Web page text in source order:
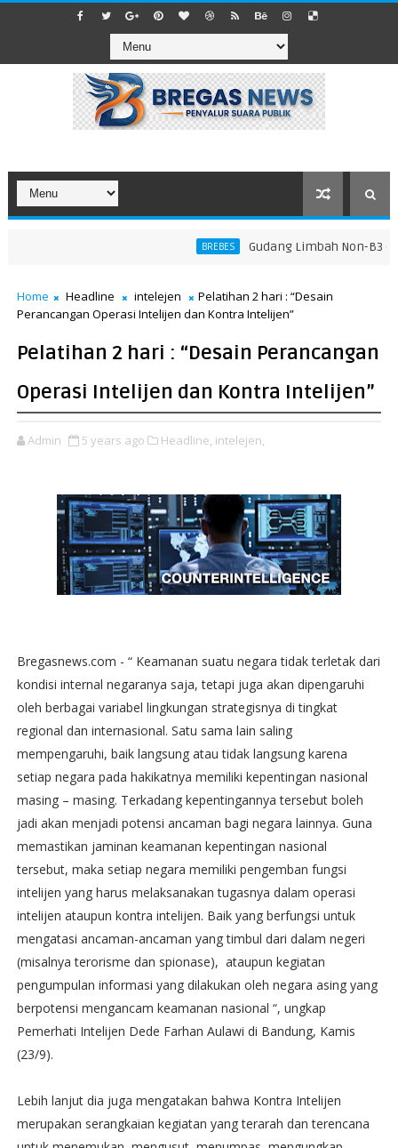
BREBES ​Gudang Limbah Non-B3 di
Home Headline intelejen
Pelatihan 2 hari : “Desain
Perancangan Operasi Intelijen dan Kontra Intelijen”
Pelatihan 2 hari : “Desain Perancangan
Operasi Intelijen dan Kontra Intelijen”
Admin 5 years ago Headline, intelejen,
Bregasnews.com - “ Keamanan suatu negara tidak terletak dari
kondisi internal negaranya saja, tetapi juga akan dipengaruhi
oleh berbagai variabel lingkungan strategisnya di tingkat
regional dan internasional. Satu sama lain saling
mempengaruhi, baik langsung atau tidak langsung karena
setiap negara pada hakikatnya memiliki kepentingan nasional
masing – masing. Terkadang kepentingannya tersebut boleh
jadi akan menjadi potensi ancaman bagi negara lainnya. Guna
memastikan jaminan keamanan kepentingan nasional
tersebut, maka setiap negara memiliki pengemban fungsi
intelijen yang harus melaksanakan tugasnya dalam operasi
intelijen ataupun kontra intelijen. Baik yang berfungsi untuk
mengatasi ancaman-ancaman yang timbul dari dalam negeri
(misalnya terorisme dan spionase), ataupun kegiatan
pengumpulan informasi yang dilakukan oleh negara asing yang
berpotensi mengancam keamanan nasional “, ungkap
Pemerhati Intelijen Dede Farhan Aulawi di Bandung, Kamis
(23/9).
Lebih lanjut dia juga mengatakan bahwa Kontra Intelijen
merupakan serangkaian kegiatan yang terarah dan terencana